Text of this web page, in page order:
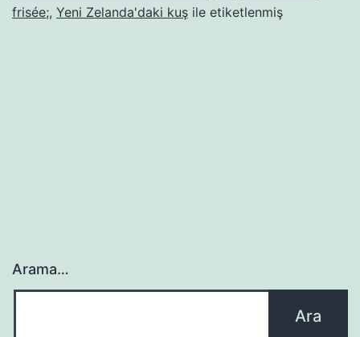
frisée;, Yeni Zelanda'daki kuş ile etiketlenmiş
Arama…